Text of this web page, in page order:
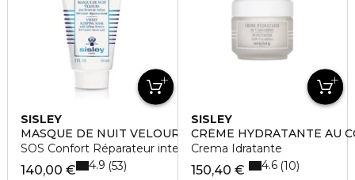
SISLEY
MASQUE DE NUIT VELOURS AUX FLEURS DE SAFRAN
SOS Confort Réparateur intense
140,00 € 4.9 53
SISLEY
CRÈME HYDRATANTE AU
Crema Idratante
150,40 €
4.6 10